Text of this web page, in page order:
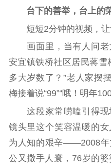
理论学习 宣传
社科强省 工作
江苏文脉
新
记者之家
文
台下的善举，台上的
短短2分钟的视频，让
画面里，当有人问老
安宜镇铁桥社区居民蒋雪
多大岁数了？”老人家摆
梅接着说“99”“哦！明年
这段家常唠嗑引得现
镜头里这个笑容温暖的
为人知的艰辛——2008年
公又撒手人寰，76岁的